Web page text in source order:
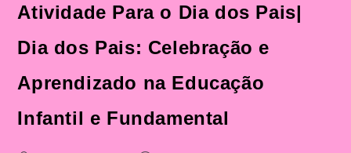
Atividade Para o Dia dos Pais|
Dia dos Pais: Celebração e
Aprendizado na Educação
Infantil e Fundamental